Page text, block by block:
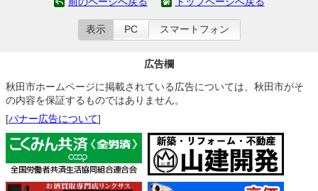
表示 PC スマートフォン
広告欄
秋田市ホームページに掲載されている広告については、秋田市がそ
の内容を保証するものではありません。
[バナー広告について]